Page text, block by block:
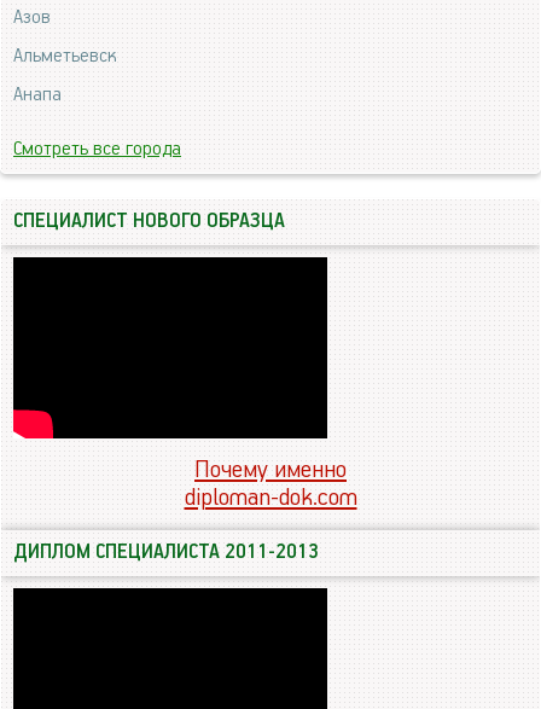
Азов
Альметьевск
Анапа
Смотреть все города
СПЕЦИАЛИСТ НОВОГО ОБРАЗЦА
Почему именно
diploman-dok.com
ДИПЛОМ СПЕЦИАЛИСТА 2011-2013